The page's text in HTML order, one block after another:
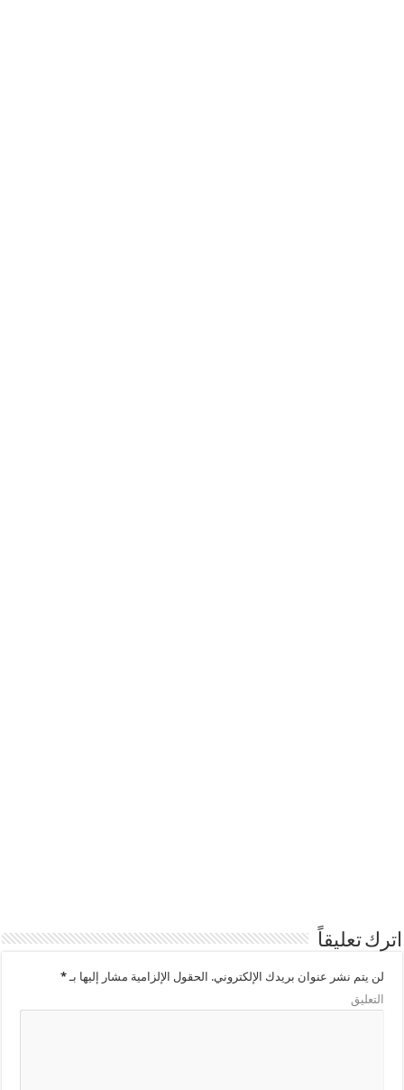
اترك تعليقاً
لن يتم نشر عنوان بريدك الإلكتروني. الحقول الإلزامية مشار إليها بـ*
التعليق